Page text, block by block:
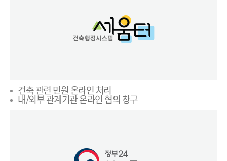
건축 관련 민원 온라인 처리
내/외부 관계기관 온라인 협의 창구